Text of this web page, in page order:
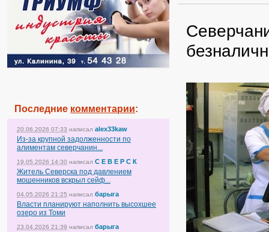
Последние комментарии:
20.06.2026 07:33 написал alex33kaw
Из-за крупной задолженности по
алиментам северчанин...
19.05.2026 14:30 написал С Е В Е Р С К
Житель Северска под давлением
мошенников вскрыл сейф...
04.05.2026 21:25 написал барыга
Власти планируют наполнить высохшее
озеро из Томи
23.04.2026 21:39 написал барыга